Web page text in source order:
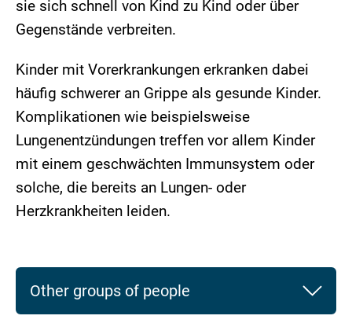
sie sich schnell von Kind zu Kind oder über
Gegenstände verbreiten.
Kinder mit Vorerkrankungen erkranken dabei
häufig schwerer an Grippe als gesunde Kinder.
Komplikationen wie beispielsweise
Lungenentzündungen treffen vor allem Kinder
mit einem geschwächten Immunsystem oder
solche, die bereits an Lungen- oder
Herzkrankheiten leiden.
Other groups of people